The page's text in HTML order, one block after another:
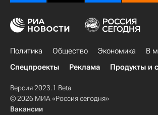
Политика Общество Экономика В
Спецпроекты
Реклама Продукты и
Версия 2023.1 Beta
© 2026 МИА «Россия сегодня»
Вакансии